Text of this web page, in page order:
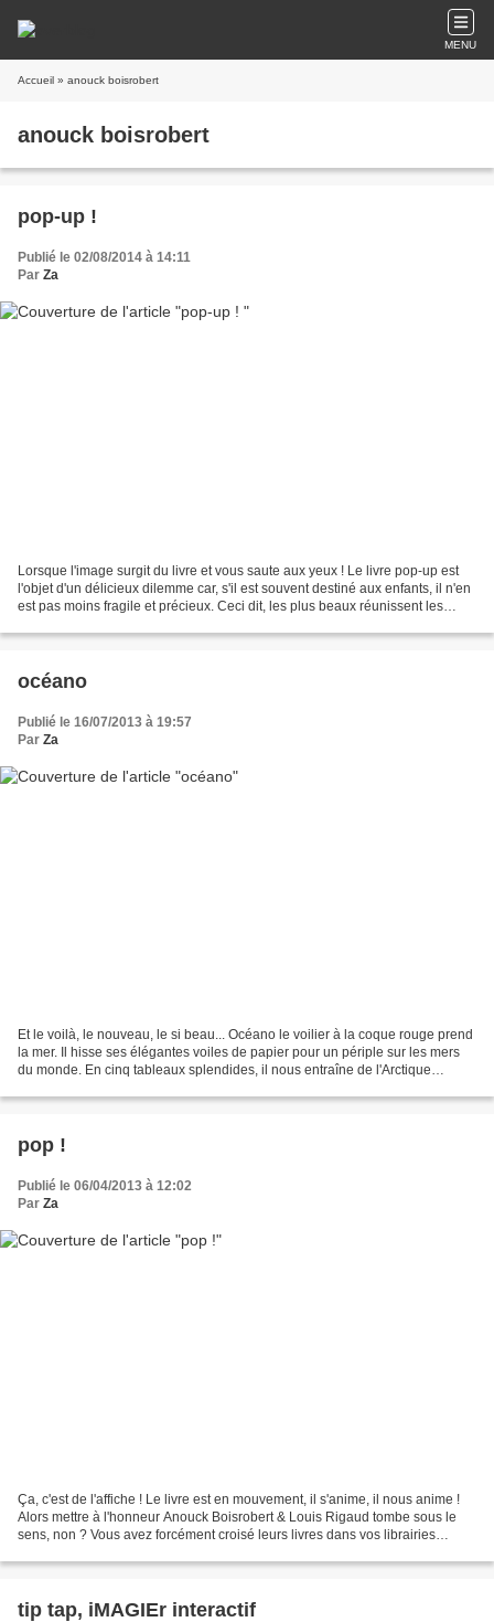
MENU
Accueil » anouck boisrobert
anouck boisrobert
pop-up !
Publié le 02/08/2014 à 14:11
Par Za
Lorsque l'image surgit du livre et vous saute aux yeux ! Le livre pop-up est
l'objet d'un délicieux dilemme car, s'il est souvent destiné aux enfants, il n'en
est pas moins fragile et précieux. Ceci dit, les plus beaux réunissent les
océano
Publié le 16/07/2013 à 19:57
Par Za
Et le voilà, le nouveau, le si beau... Océano le voilier à la coque rouge prend
la mer. Il hisse ses élégantes voiles de papier pour un périple sur les mers
du monde. En cinq tableaux splendides, il nous entraîne de l'Arctique
pop !
Publié le 06/04/2013 à 12:02
Par Za
Ça, c'est de l'affiche ! Le livre est en mouvement, il s'anime, il nous anime !
Alors mettre à l'honneur Anouck Boisrobert & Louis Rigaud tombe sous le
sens, non ? Vous avez forcément croisé leurs livres dans vos librairies
tip tap, iMAGIEr interactif